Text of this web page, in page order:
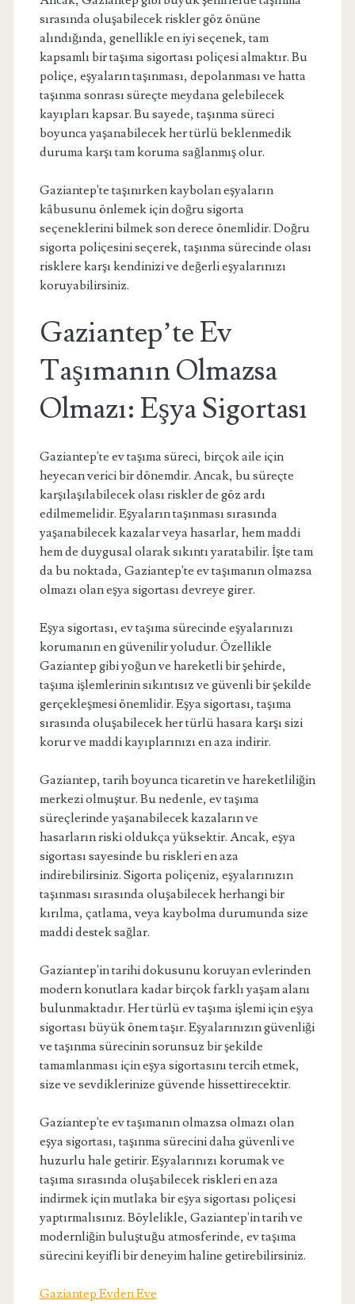
sırasında oluşabilecek riskler göz önüne
alındığında, genellikle en iyi seçenek, tam
kapsamlı bir taşıma sigortası poliçesi almaktır. Bu
poliçe, eşyaların taşınması, depolanması ve hatta
taşınma sonrası süreçte meydana gelebilecek
kayıpları kapsar. Bu sayede, taşınma süreci
boyunca yaşanabilecek her türlü beklenmedik
duruma karşı tam koruma sağlanmış olur.
Gaziantep'te taşınırken kaybolan eşyaların
kâbusunu önlemek için doğru sigorta
seçeneklerini bilmek son derece önemlidir. Doğru
sigorta poliçesini seçerek, taşınma sürecinde olası
risklere karşı kendinizi ve değerli eşyalarınızı
koruyabilirsiniz.
Gaziantep’te Ev
Taşımanın Olmazsa
Olmazı: Eşya Sigortası
Gaziantep'te ev taşıma süreci, birçok aile için
heyecan verici bir dönemdir. Ancak, bu süreçte
karşılaşılabilecek olası riskler de göz ardı
edilmemelidir. Eşyaların taşınması sırasında
yaşanabilecek kazalar veya hasarlar, hem maddi
hem de duygusal olarak sıkıntı yaratabilir. İşte tam
da bu noktada, Gaziantep'te ev taşımanın olmazsa
olmazı olan eşya sigortası devreye girer.
Eşya sigortası, ev taşıma sürecinde eşyalarınızı
korumanın en güvenilir yoludur. Özellikle
Gaziantep gibi yoğun ve hareketli bir şehirde,
taşıma işlemlerinin sıkıntısız ve güvenli bir şekilde
gerçekleşmesi önemlidir. Eşya sigortası, taşıma
sırasında oluşabilecek her türlü hasara karşı sizi
korur ve maddi kayıplarınızı en aza indirir.
Gaziantep, tarih boyunca ticaretin ve hareketliliğin
merkezi olmuştur. Bu nedenle, ev taşıma
süreçlerinde yaşanabilecek kazaların ve
hasarların riski oldukça yüksektir. Ancak, eşya
sigortası sayesinde bu riskleri en aza
indirebilirsiniz. Sigorta poliçeniz, eşyalarınızın
taşınması sırasında oluşabilecek herhangi bir
kırılma, çatlama, veya kaybolma durumunda size
maddi destek sağlar.
Gaziantep'in tarihi dokusunu koruyan evlerinden
modern konutlara kadar birçok farklı yaşam alanı
bulunmaktadır. Her türlü ev taşıma işlemi için eşya
sigortası büyük önem taşır. Eşyalarınızın güvenliği
ve taşınma sürecinin sorunsuz bir şekilde
tamamlanması için eşya sigortasını tercih etmek,
size ve sevdiklerinize güvende hissettirecektir.
Gaziantep'te ev taşımanın olmazsa olmazı olan
eşya sigortası, taşınma sürecini daha güvenli ve
huzurlu hale getirir. Eşyalarınızı korumak ve
taşıma sırasında oluşabilecek riskleri en aza
indirmek için mutlaka bir eşya sigortası poliçesi
yaptırmalısınız. Böylelikle, Gaziantep'in tarih ve
modernliğin buluştuğu atmosferinde, ev taşıma
sürecini keyifli bir deneyim haline getirebilirsiniz.
Gaziantep Evden Eve